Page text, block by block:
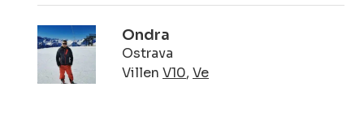
Ondra
Ostrava
Villen V10, Ve